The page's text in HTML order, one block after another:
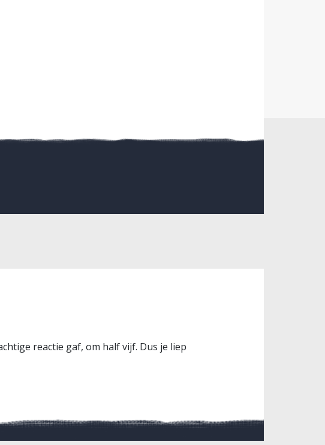
reactie gaf, om half vijf. Dus je liep